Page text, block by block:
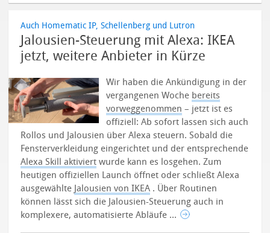
Auch Homematic IP, Schellenberg und Lutron
Jalousien-Steuerung mit Alexa: IKEA
jetzt, weitere Anbieter in Kürze
Wir haben die Ankündigung in der
vergangenen Woche bereits
vorweggenommen – jetzt ist es
offiziell: Ab sofort lassen sich auch
Rollos und Jalousien über Alexa steuern.Sobald die
Fensterverkleidung eingerichtet und der entsprechende
Alexa Skill aktiviert wurde kann es losgehen. Zum
heutigen offiziellen Launch öffnet oder schließt Alexa
ausgewählte Jalousien von IKEA . Über Routinen
können lässt sich die Jalousien-Steuerung auch in
komplexere, automatisierte Abläufe ...